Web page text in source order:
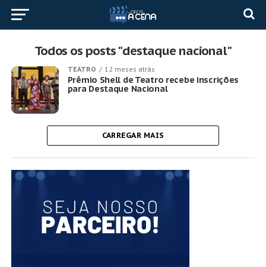
Todos os posts "destaque nacional"
TEATRO 12 meses atrás
Prêmio Shell de Teatro recebe inscrições
para Destaque Nacional
CARREGAR MAIS